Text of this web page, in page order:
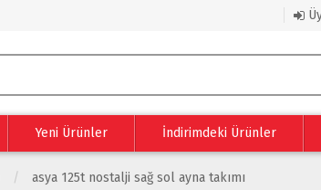
Yeni Ürünler İndirimdeki Ürünler
asya 125t nostalji sağ sol ayna takımı